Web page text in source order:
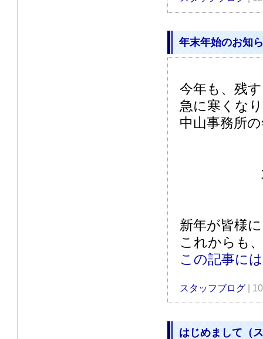
年末年始のお知
今年も、残
急に寒くな
中山事務所
12月28
新年が皆様
これからも
この記事に
スタッフブログ |
はじめまして（